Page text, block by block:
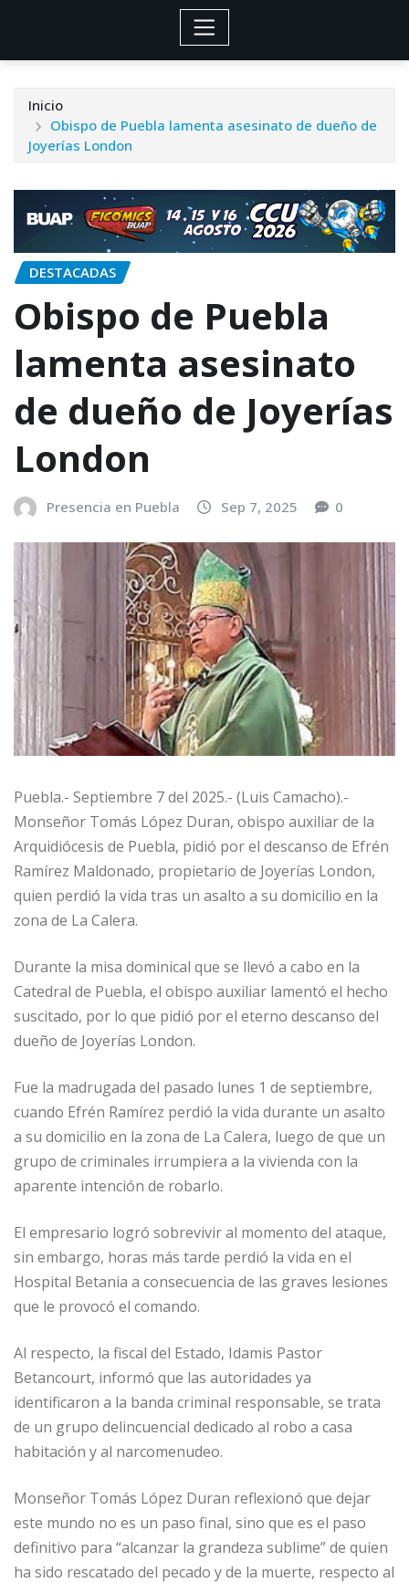
Inicio
Obispo de Puebla lamenta asesinato de dueño de
Joyerías London
DESTACADAS
Obispo de Puebla
lamenta asesinato
de dueño de Joyerías
London
Presencia en Puebla Sep 7, 2025 0
Puebla.- Septiembre 7 del 2025.- (Luis Camacho).-
Monseñor Tomás López Duran, obispo auxiliar de la
Arquidiócesis de Puebla, pidió por el descanso de Efrén
Ramírez Maldonado, propietario de Joyerías London,
quien perdió la vida tras un asalto a su domicilio en la
zona de La Calera.
Durante la misa dominical que se llevó a cabo en la
Catedral de Puebla, el obispo auxiliar lamentó el hecho
suscitado, por lo que pidió por el eterno descanso del
dueño de Joyerías London.
Fue la madrugada del pasado lunes 1 de septiembre,
cuando Efrén Ramírez perdió la vida durante un asalto
a su domicilio en la zona de La Calera, luego de que un
grupo de criminales irrumpiera a la vivienda con la
aparente intención de robarlo.
El empresario logró sobrevivir al momento del ataque,
sin embargo, horas más tarde perdió la vida en el
Hospital Betania a consecuencia de las graves lesiones
que le provocó el comando.
Al respecto, la fiscal del Estado, Idamis Pastor
Betancourt, informó que las autoridades ya
identificaron a la banda criminal responsable, se trata
de un grupo delincuencial dedicado al robo a casa
habitación y al narcomenudeo.
Monseñor Tomás López Duran reflexionó que dejar
este mundo no es un paso final, sino que es el paso
definitivo para “alcanzar la grandeza sublime” de quien
ha sido rescatado del pecado y de la muerte, respecto al